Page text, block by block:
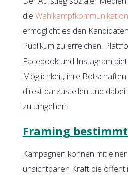
die Wahlkampfkommunikation
ermöglicht es den
Publikum zu erreichen.
Facebook und Instagram
Möglichkeit, ihre
direkt darzustellen und
zu umgehen.
Framing
Kampagnen können mit
unsichtbaren Kraft die